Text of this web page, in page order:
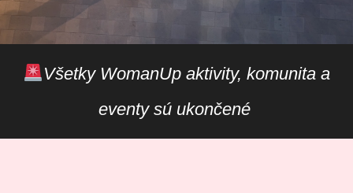
Všetky WomanUp aktivity, komunita a
eventy sú ukončené